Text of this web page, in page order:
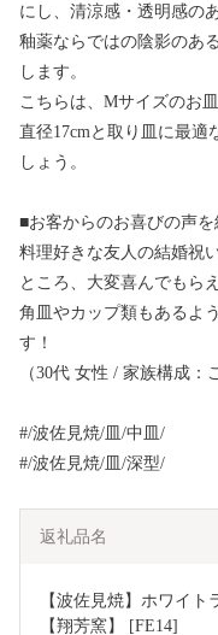
にし、清涼感・透明感の
釉薬ならではの陰影のあ
します。
こちらは、Mサイズのお
直径17cmと取り皿に最適
しょう。
■お客からのお喜びの声
料理好きな友人の結婚祝
ところ、大変喜んでもら
角皿やカップ類もあるよ
す！
（30代 女性 / 家族構成：
#/波佐見焼/皿/中皿/
#/波佐見焼/皿/深型/
返礼品名
【波佐見焼】ホワイ
【翔芳窯】 [FE14]